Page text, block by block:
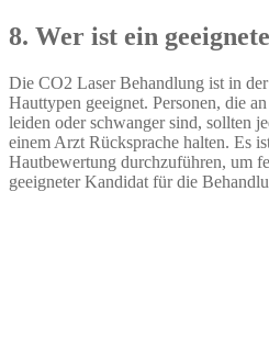
8. Wer ist ein
Die CO2 Laser Behandlung ist in
Hauttypen geeignet. Personen, die
leiden oder schwanger sind, sollten
einem Arzt Rücksprache halten. Es
Hautbewertung durchzuführen, um
geeigneter Kandidat für die